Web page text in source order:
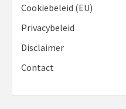
Cookiebeleid (EU)
Privacybeleid
Disclaimer
Contact